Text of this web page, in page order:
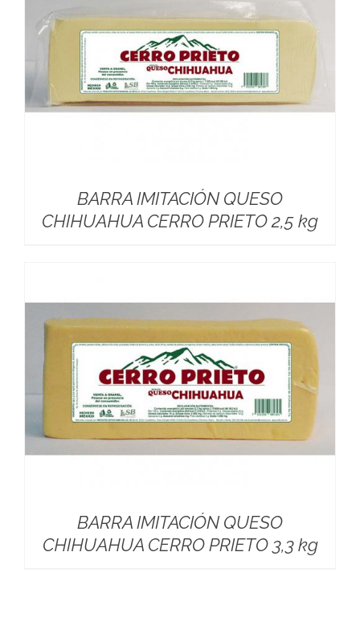
BARRA IMITACIÓN QUESO
CHIHUAHUA CERRO PRIETO 2,5 kg
BARRA IMITACIÓN QUESO
CHIHUAHUA CERRO PRIETO 3,3 kg